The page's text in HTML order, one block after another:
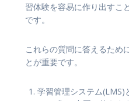
習体験を容易に作り出すこ
です。
これらの質問に答えるため
とが重要です。
学習管理システム(LMS)